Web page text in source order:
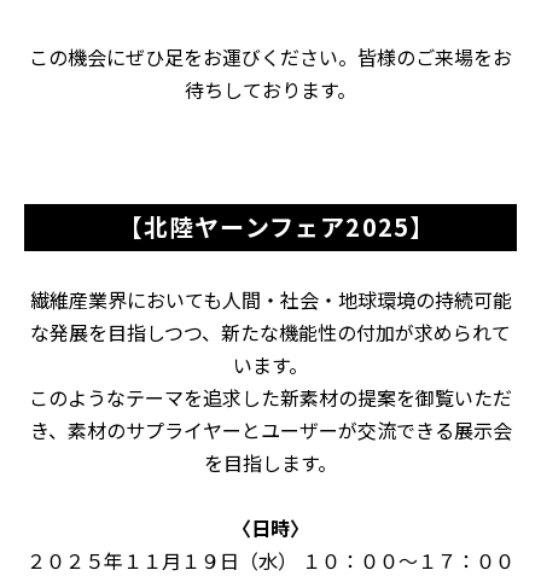
この機会にぜひ足をお運びください。皆様のご来場をお
待ちしております。
【北陸ヤーンフェア2025】
繊維産業界においても人間・社会・地球環境の持続可能
な発展を目指しつつ、新たな機能性の付加が求められて
います。
このようなテーマを追求した新素材の提案を御覧いただ
き、素材のサプライヤーとユーザーが交流できる展示会
を目指します。
〈日時〉
２０２５年１１月１９日（水） １０：００～１７：００